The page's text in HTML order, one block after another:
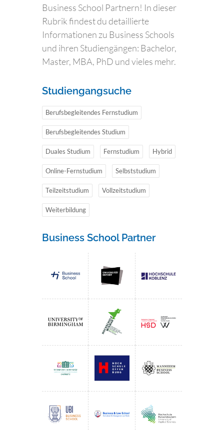
Business School Partnern! In dieser
Rubrik findest du detaillierte
Informationen zu Business Schools
und ihren Studiengängen: Bachelor,
Master, MBA, PhD und vieles mehr.
Studiengangsuche
Berufsbegleitendes Fernstudium
Berufsbegleitendes Studium
Duales Studium Fernstudium Hybrid
Online-Fernstudium Selbststudium
Teilzeitstudium Vollzeitstudium
Weiterbildung
Business School Partner